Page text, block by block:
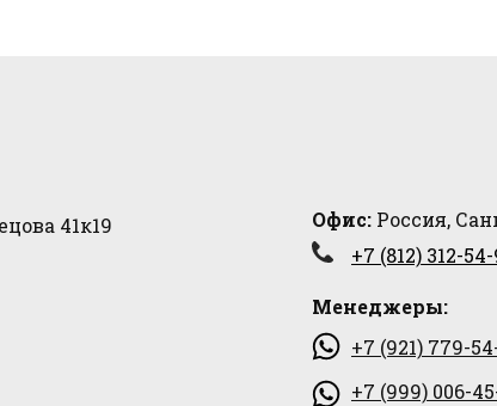
41к19 Офис: Россия,
+7 (812) 312-
+7 (921) 779-
Менеджеры:
+7 (999) 006-